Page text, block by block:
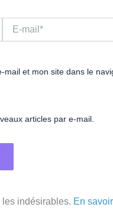
mail*
mail et mon site dans le
articles par e-mail.
indésirables. En